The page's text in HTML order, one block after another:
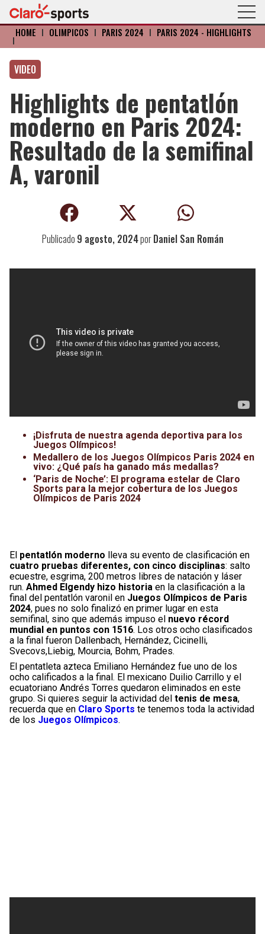
HOME I OLÍMPICOS I PARIS 2024 I PARIS 2024 - HIGHLIGHTS
I
VIDEO
Highlights de pentatlón
moderno en Paris 2024:
Resultado de la semifinal
A, varonil
Publicado 9 agosto, 2024porDaniel San Román
¡Disfruta de nuestra agenda deportiva para los
Juegos Olímpicos!
Medallero de los Juegos Olímpicos Paris 2024 en
vivo: ¿Qué país ha ganado más medallas?
‘Paris de Noche’: El programa estelar de Claro
Sports para la mejor cobertura de los Juegos
Olímpicos de Paris 2024
El pentatlón moderno lleva su evento de clasificación en
cuatro pruebas diferentes, con cinco disciplinas: salto
ecuestre, esgrima, 200 metros libres de natación y láser
run. Ahmed Elgendy hizo historia en la clasificación a la
final del pentatlón varonil en Juegos Olímpicos de Paris
2024, pues no solo finalizó en primer lugar en esta
semifinal, sino que además impuso el nuevo récord
mundial en puntos con 1516. Los otros ocho clasificados
a la final fueron Dallenbach, Hernández, Cicinelli,
Svecovs,Liebig, Mourcia, Bohm, Prades.
El pentatleta azteca Emiliano Hernández fue uno de los
ocho calificados a la final. El mexicano Duilio Carrillo y el
ecuatoriano Andrés Torres quedaron eliminados en este
grupo. Si quieres seguir la actividad del tenis de mesa,
recuerda que en Claro Sports te tenemos toda la actividad
de los Juegos Olímpicos.